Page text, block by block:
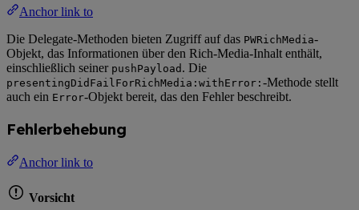
Anchor link to
Die Delegate-Methoden bieten Zugriff auf das PWRichMedia-
Objekt, das Informationen über den Rich-Media-Inhalt enthält,
einschließlich seiner pushPayload . Die
presentingDidFailForRichMedia:withError: -Methode stellt
auch ein Error-Objekt bereit, das den Fehler beschreibt.
Fehlerbehebung
Anchor link to
Vorsicht